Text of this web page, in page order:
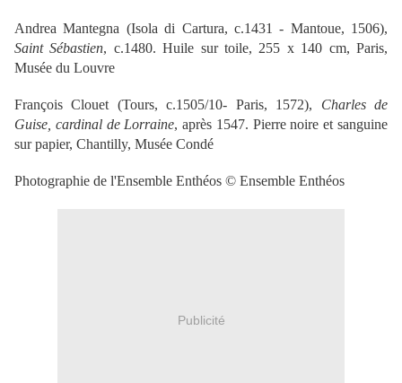
Andrea Mantegna (Isola di Cartura, c.1431 - Mantoue, 1506),
Saint Sébastien, c.1480. Huile sur toile, 255 x 140 cm, Paris,
Musée du Louvre
François Clouet (Tours, c.1505/10- Paris, 1572), Charles de
Guise, cardinal de Lorraine, après 1547. Pierre noire et sanguine
sur papier, Chantilly, Musée Condé
Photographie de l'Ensemble Enthéos © Ensemble Enthéos
Publicité